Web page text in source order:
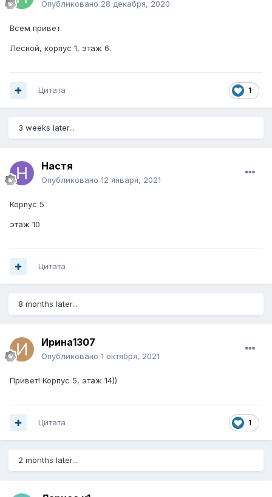
Опубликовано 28 декабря, 2020
Всем привет.
Лесной, корпус 1, этаж 6.
1
Цитата
3 weeks later...
Настя
Опубликовано 12 января, 2021
Корпус 5
этаж 10
Цитата
8 months later...
Ирина1307
Опубликовано 1 октября, 2021
Привет! Корпус 5, этаж 14))
1
Цитата
2 months later...